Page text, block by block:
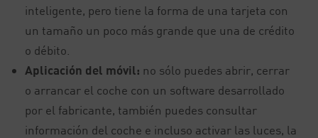
inteligente, pero tiene la forma de una tarjeta con
un tamaño un poco más grande que una de crédito
o débito.
Aplicación del móvil: no sólo puedes abrir, cerrar
o arrancar el coche con un software desarrollado
por el fabricante, también puedes consultar
información del coche e incluso activar las luces, la